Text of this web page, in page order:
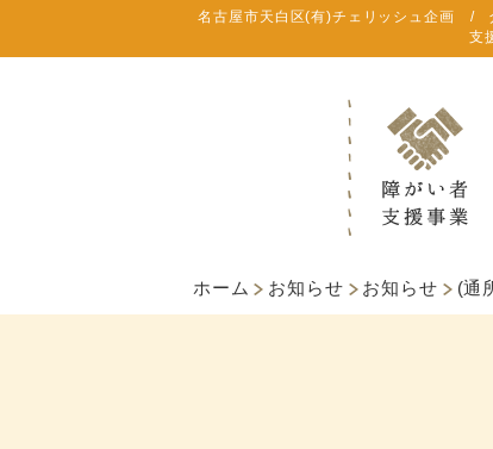
名古屋市天白区(有)チェリッシュ企画 / 介
支
ホーム お知らせ お知らせ (通